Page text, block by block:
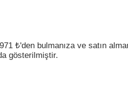
971 ₺'den bulmanıza ve satın
gösterilmiştir.